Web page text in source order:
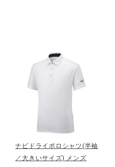
その他
サポート
直営店一覧
取扱店一覧
ナビドライポロシャツ(半袖
／大きいサイズ) メンズ